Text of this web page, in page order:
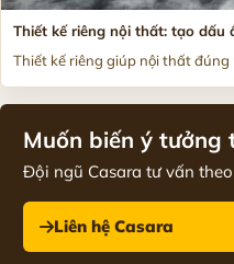
Thiết kế riêng nội thất: tạo dấu
Thiết kế riêng giúp nội thất
Muốn biến ý tưởng
Đội ngũ Casara tư vấn
Liên hệ Casara